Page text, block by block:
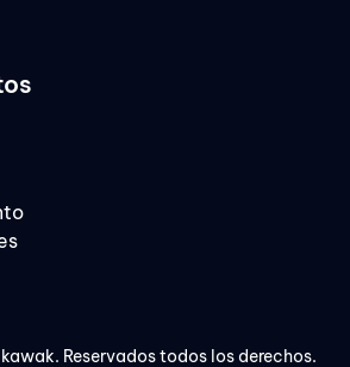
Reservados todos los derechos.